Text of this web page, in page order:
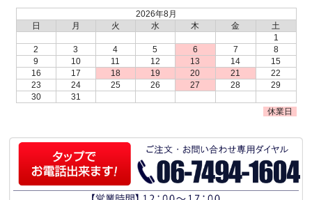
2026年8月
日
月 火 水 木 金
土
1
2
3 4 5 6 7
8
9
10 11 12 13 14
15
16
17 18 19 20 21
22
23
24 25 26 27 28
29
30
31
休業日